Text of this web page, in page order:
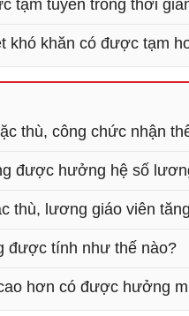
tạm tuyển trong thời
khó khăn có được tạm
thù, công chức nhận
được hưởng hệ số
thù, lương giáo viên
được tính như thế nào?
hơn có được hưởng